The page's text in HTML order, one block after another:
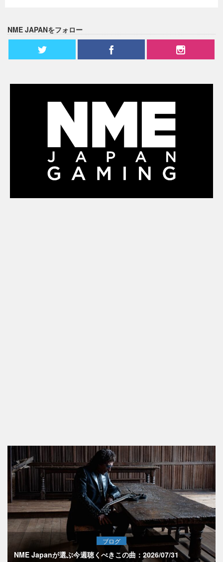
NME JAPANをフォロー
ブログ
NME Japanが選ぶ今週聴くべきこの曲：2026/07/31